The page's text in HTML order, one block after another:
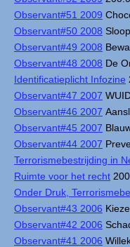
Observant#51 2009
Observant#50 2008
Observant#49 2008
Observant#48 2008 De
Identificatieplicht Infozine
Observant#47 2007
Observant#46 2007
Observant#45 2007
Observant#44 2007
Terrorismebestrijding in
Ruimte voor het recht
Onder Druk,
Observant#43 2006
Observant#42 2006
Observant#41 2006